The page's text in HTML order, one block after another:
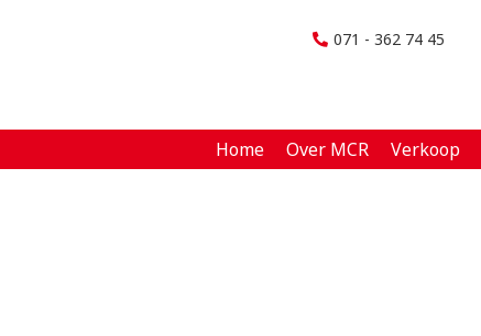
071 - 362 74 45
Home Over MCR Verkoop